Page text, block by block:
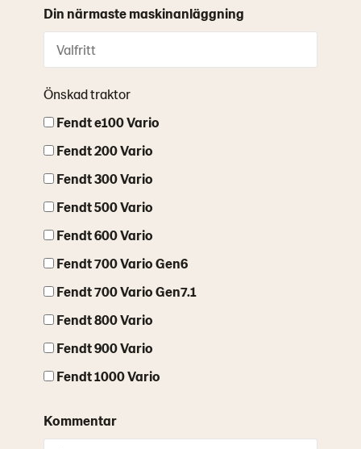
Din närmaste maskinanläggning
Önskad traktor
Fendt e100 Vario
Fendt 200 Vario
Fendt 300 Vario
Fendt 500 Vario
Fendt 600 Vario
Fendt 700 Vario Gen6
Fendt 700 Vario Gen7.1
Fendt 800 Vario
Fendt 900 Vario
Fendt 1000 Vario
Kommentar